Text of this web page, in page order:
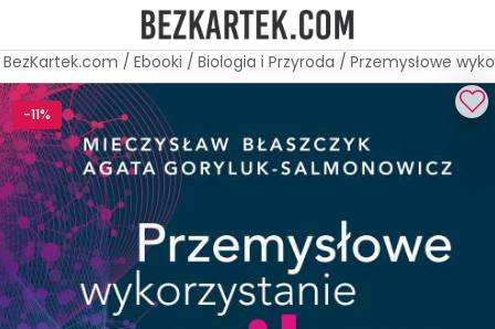
BezKartek.com / Ebooki / Biologia i Przyroda / Przemysłowe
-11%